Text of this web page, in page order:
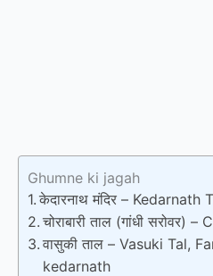
Ghumne ki jagah
केदारनाथ मंदिर –
चोराबारी ताल (गांधी
वासुकी ताल – Vasuki Tal,
kedarnath